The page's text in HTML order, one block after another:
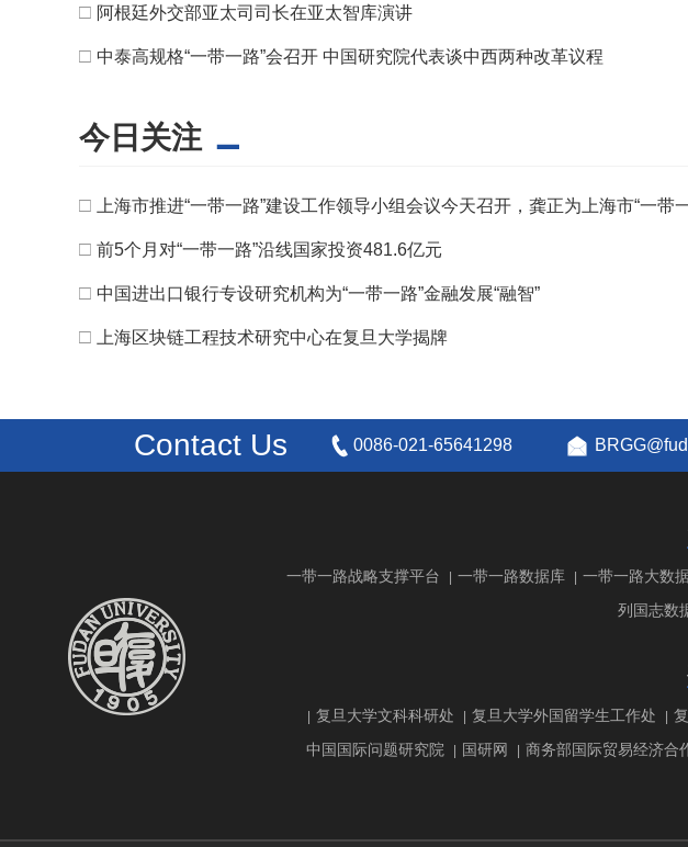
□ 阿根廷外交部亚太司司长在亚太智库演讲
□ 中泰高规格“一带一路”会召开 中国研究院代表谈中西两种改革议程
今日关注
□ 上海市推进“一带一路”建设工作领导小组会议今天召开，龚正为上海市“一带
□ 前5个月对“一带一路”沿线国家投资481.6亿元
□ 中国进出口银行专设研究机构为“一带一路”金融发展“融智”
□ 上海区块链工程技术研究中心在复旦大学揭牌
Contact Us 0086-021-65641298
一带一路战略支撑平台 一带一路数据库 一带一路大数
列国志数
复旦大学文科科研处 复旦大学外国留学生工作处
中国国际问题研究院
国研网 商务部国际贸易经济合